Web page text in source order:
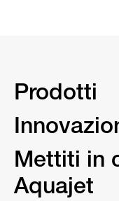
Prodotti
Mettiti in
Aquajet